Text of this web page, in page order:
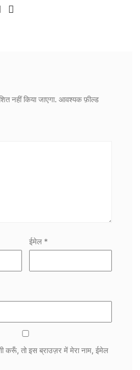
नहीं किया जाएगा. आवश्यक फ़ील्ड
ईमेल *
करूँ, तो इस ब्राउज़र में मेरा नाम, ईमेल